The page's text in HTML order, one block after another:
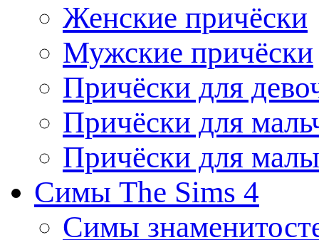
Женские причёски
Мужские причёски
Причёски для
Причёски для
Причёски для
Симы The Sims 4
Симы